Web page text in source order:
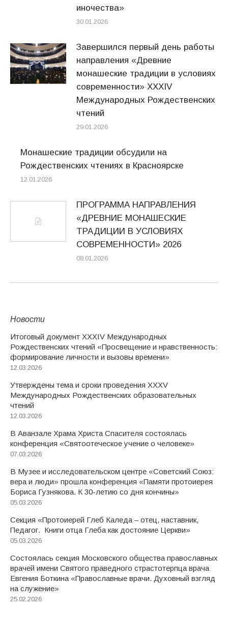
иночества»
30.01.2026
Завершился первый день работы
направления «Древние
монашеские традиции в условиях
современности» XXXIV
Международных Рождественских
чтений
29.01.2026
Монашеские традиции обсудили на
Рождественских чтениях в Красноярске
12.01.2026
ПРОГРАММА НАПРАВЛЕНИЯ
«ДРЕВНИЕ МОНАШЕСКИЕ
ТРАДИЦИИ В УСЛОВИЯХ
СОВРЕМЕННОСТИ» 2026
08.01.2026
Новости
Итоговый документ XXХIV Международных
Рождественских чтений «Просвещение и нравственность:
формирование личности и вызовы времени»
12.03.2026
Утверждены тема и сроки проведения XXXV
Международных Рождественских образовательных
чтений
12.03.2026
В Аванзале Храма Христа Спасителя состоялась
конференция «Святоотеческое учение о человеке»
07.03.2026
В Музее и исследовательском центре «Советский Союз:
вера и люди» прошла конференция «Памяти протоиерея
Бориса Гузнякова. К 30-летию со дня кончины»
05.03.2026
Секция «Протоиерей Глеб Каледа – отец, наставник,
Педагог. Книги отца Глеба как достояние Церкви»
05.03.2026
Состоялась секция Московского общества православных
врачей имени Святого праведного страстотерпца врача
Евгения Боткина «Православные врачи. Духовный взгляд
на служение»
25.02.2026